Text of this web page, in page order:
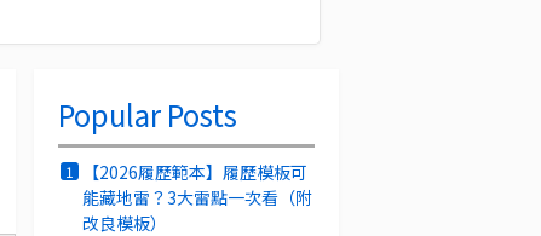
Popular Posts
1
【2026履歷範本】履歷模板可
能藏地雷？3大雷點一次看（附
改良模板）